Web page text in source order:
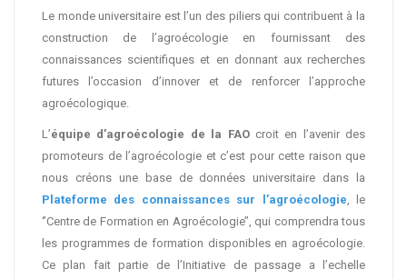
Le monde universitaire est l’un des piliers qui contribuent à la
construction de l’agroécologie en fournissant des
connaissances scientifiques et en donnant aux recherches
futures l’occasion d’innover et de renforcer l’approche
agroécologique.
L’équipe d’agroécologie de la FAOcroit en l’avenir des
promoteurs de l’agroécologie et c’est pour cette raison que
nous créons une base de données universitaire dans la
Plateforme des connaissances sur l’agroécologie, le
‘’Centre de Formation en Agroécologie’’, qui comprendra tous
les programmes de formation disponibles en agroécologie.
Ce plan fait partie de l’Initiative de passage a l’echelle